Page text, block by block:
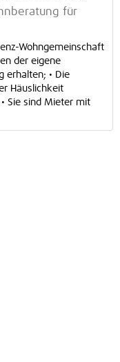
für
Wohngemeinschaft
der eigene
erhalten; • Die
Häuslichkeit
Sie sind Mieter mit